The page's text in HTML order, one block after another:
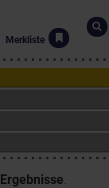
Merkliste
.